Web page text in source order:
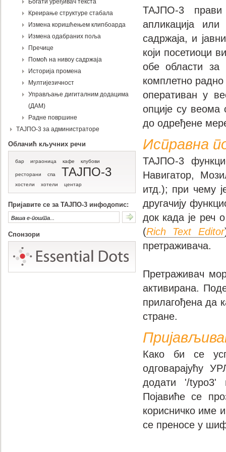
Богати уређивач текста
Креирање структуре стабала
Измена коришћењем клипбоарда
Измена одабраних поља
Пречице
Помоћ на нивоу садржаја
Историја промена
Мултијезичност
Управљање дигиталним додацима
(ДАМ)
Радне површине
ТАЈПО-3 за администраторе
Облачић кључних речи
бар играоница кафе клубови
ресторани спа ТАЈПО-3
хостели хотели центар
Пријавите се за ТАЈПО-3 инфодопис:
Спонзори
ТАЈПО-3 прави
апликација
садржаја, и
који посетиоци
обе области за
комплетно радно
оперативан у
опције су веома
до одређене
Исправна
ТАЈПО-3
Навигатор,
итд.); при чему
другачију
док када је реч
(Rich Text Editor
претраживача.
Претраживач
активирана.
прилагођена да
стране.
Како би се
одговарајућу
додати '/
Појавиће се
корисничко име
се преносе у